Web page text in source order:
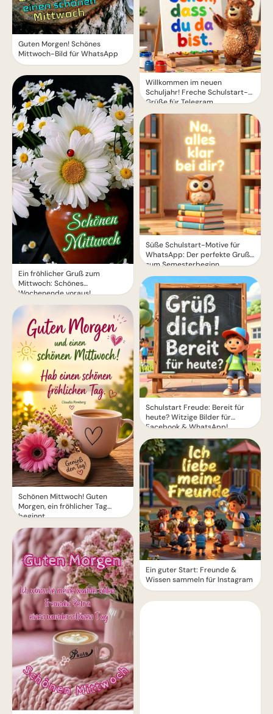
Guten Morgen! Schönes
Mittwoch-Bild für WhatsApp
Ein fröhlicher Gruß zum
Mittwoch: Schönes
Wochenende voraus!
Schönen Mittwoch! Guten
Morgen, ein fröhlicher Tag
beginnt
Willkommen im neuen
Schuljahr! Freche Schulstart-
Grüße für Telegram
Süße Schulstart-Motive für
WhatsApp: Der perfekte Gruß
zum Semesterbeginn
Schulstart Freude: Bereit für
heute? Witzige Bilder für
Facebook & WhatsApp!
Ein guter Start: Freunde &
Wissen sammeln für Instagram